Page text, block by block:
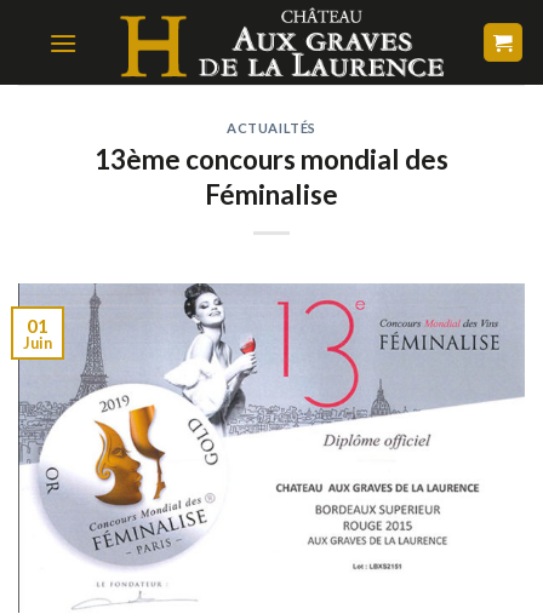
ACTUAILTÉS
13ème concours mondial des
Féminalise
01
Juin